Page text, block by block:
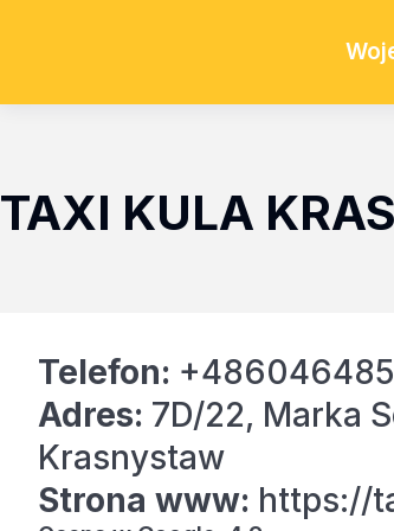
TAXI KULA
Telefon:
Adres: 7D/22, Marka
Krasnystaw
Strona www: https://